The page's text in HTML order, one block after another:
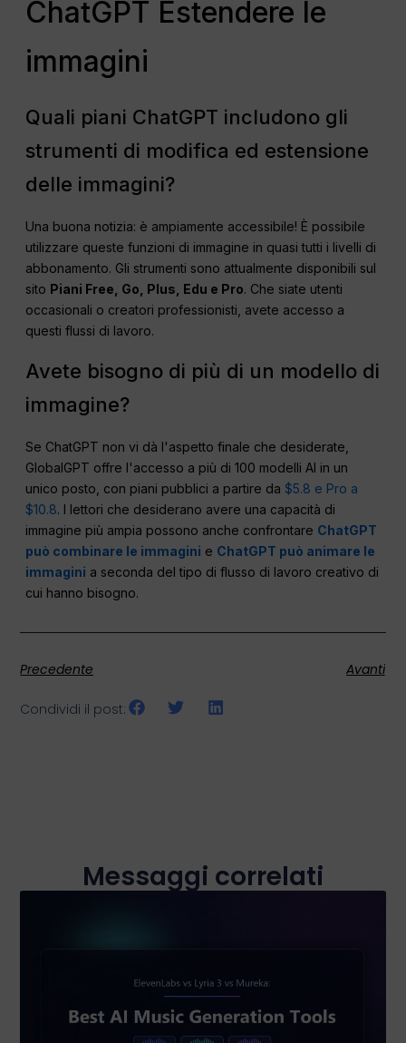
ChatGPT Estendere le
immagini
Quali piani ChatGPT includono gli
strumenti di modifica ed estensione
delle immagini?
Una buona notizia: è ampiamente accessibile! È possibile
utilizzare queste funzioni di immagine in quasi tutti i livelli di
abbonamento. Gli strumenti sono attualmente disponibili sul
sito Piani Free, Go, Plus, Edu e Pro. Che siate utenti
occasionali o creatori professionisti, avete accesso a
questi flussi di lavoro.
Avete bisogno di più di un modello di
immagine?
Se ChatGPT non vi dà l'aspetto finale che desiderate,
GlobalGPT offre l'accesso a più di 100 modelli AI in un
unico posto, con piani pubblici a partire da$5.8 e Pro a
$10.8. I lettori che desiderano avere una capacità di
immagine più ampia possono anche confrontare ChatGPT
può combinare le immagini e ChatGPT può animare le
immagini a seconda del tipo di flusso di lavoro creativo di
cui hanno bisogno.
Precedente Avanti
Condividi il post:
Messaggi correlati